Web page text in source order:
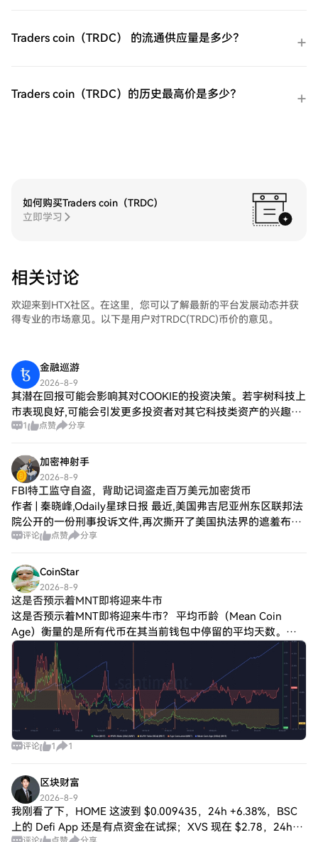
在您的HTX账户钱包中。您也可以通过区块
链转账将其发送到其他地方或者用于交易其
货市场轻松交易ProShares 两倍做多短期 VIX
期货ETF（UVXY)。访问您的账户，选择您的
Traders coin（TRDC） 的流通供应量是多少？
Traders coin（TRDC）的历史最高价是多少？
如何购买Traders coin（TRDC）
立即学习
相关讨论
欢迎来到HTX社区。在这里，您可以了解最新的平台发展动态并获
得专业的市场意见。以下是用户对TRDC(TRDC)币价的意见。
金融巡游
2026-8-9
其潜在回报可能会影响其对COOKIE的投资决策。若宇树科技上
市表现良好,可能会引发更多投资者对其它科技类资产的兴趣。
观察COOKIE价格波动:当前COOKIE的价格处于相对低位,结合
1 点赞 分享
加密神射手
2026-8-9
FBI特工监守自盗，背助记词盗走百万美元加密货币
作者 | 秦晓峰,Odaily星球日报 最近,美国弗吉尼亚州东区联邦法
院公开的一份刑事投诉文件,再次撕开了美国执法界的遮羞布。
前联邦调查局(FBI)监督特别探员 Patrick Steven Yar
评论 点赞 分享
CoinStar
2026-8-9
这是否预示着MNT即将迎来牛市
这是否预示着MNT即将迎来牛市？ 平均币龄（Mean Coin
Age）衡量的是所有代币在其当前钱包中停留的平均天数。上
升趋势表明市场正在积累，长期持有者依然坚挺；而急剧下降
则预示着分配。 Mantl
评论 1 1
区块财富
2026-8-9
我刚看了下，HOME 这波到 $0.009435，24h +6.38%，BSC
上的 Defi App 还是有点资金在试探；XVS 现在 $2.78，24h